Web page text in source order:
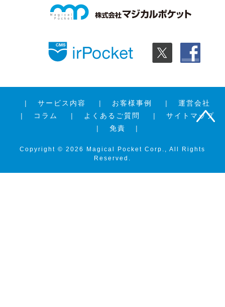
サービス内容 お客様事例
運営会社
コラム
よくあるご質問
サイトマップ
免責
Copyright © 2026
Magical Pocket Corp., All Rights
Reserved.